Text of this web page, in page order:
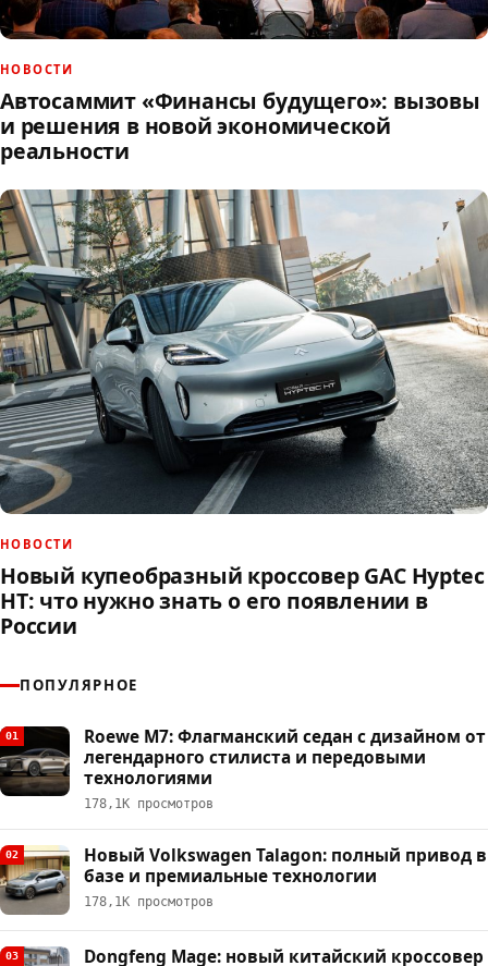
НОВОСТИ
Автосаммит «Финансы будущего»: вызовы
и решения в новой экономической
реальности
НОВОСТИ
Новый купеобразный кроссовер GAC Hyptec
HT: что нужно знать о его появлении в
России
ПОПУЛЯРНОЕ
01
Roewe M7: Флагманский седан с дизайном от
легендарного стилиста и передовыми
технологиями
178,1К просмотров
02
Новый Volkswagen Talagon: полный привод в
базе и премиальные технологии
178,1К просмотров
03 Dongfeng Mage: новый китайский кроссовер